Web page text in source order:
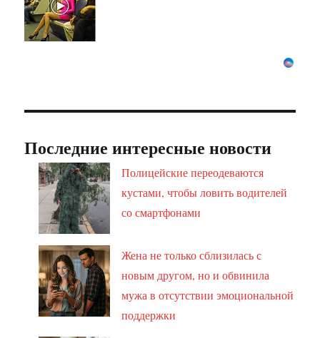
Последние интересные новости
Полицейские переодеваются
кустами, чтобы ловить водителей
со смартфонами
Жена не только сблизилась с
новым другом, но и обвинила
мужа в отсутствии эмоциональной
поддержки